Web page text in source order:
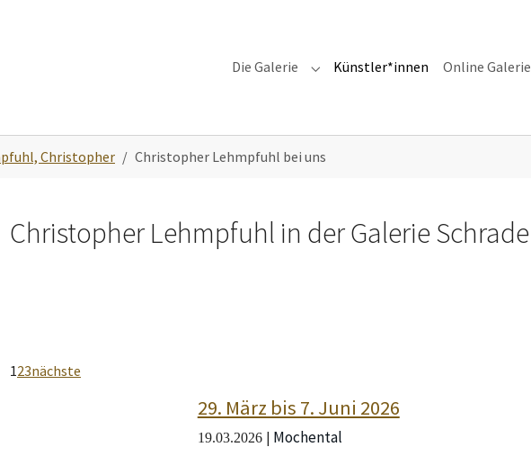
Die Galerie Submenu for "Die Galerie"
Künstler*innen Online Galerie
Christopher Christopher Lehmpfuhl bei uns
Christopher Lehmpfuhl in der Galerie Schrade
123nächste
29. März bis 7. Juni 2026
19.03.2026 | Mochental